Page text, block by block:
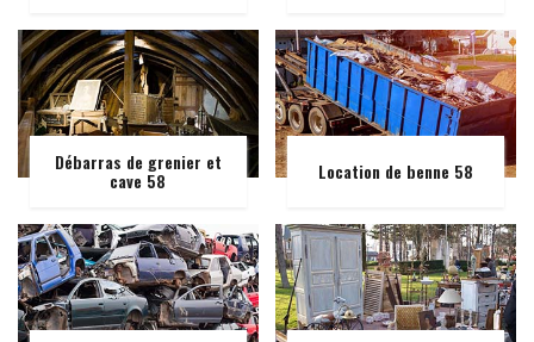
Débarras de grenier et
cave 58 Location de benne 58